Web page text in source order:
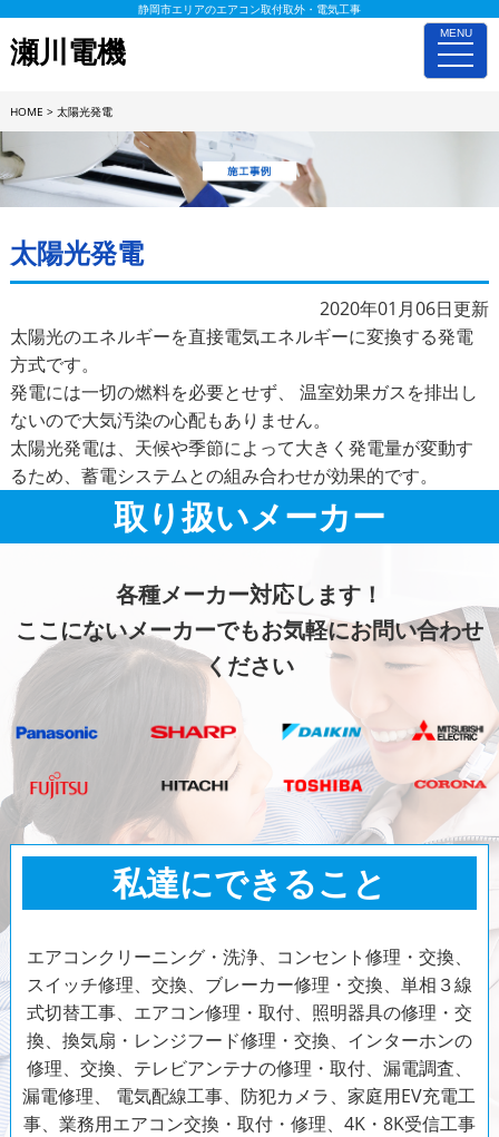
MENU
toggle
静岡市エリアのエアコン取付取外・電気工事
瀬川電機
HOME > 太陽光発電
太陽光発電
2020年01月06日更新
太陽光のエネルギーを直接電気エネルギーに変換する発電
方式です。
発電には一切の燃料を必要とせず、 温室効果ガスを排出し
ないので大気汚染の心配もありません。
太陽光発電は、天候や季節によって大きく発電量が変動す
るため、蓄電システムとの組み合わせが効果的です。
取り扱いメーカー
各種メーカー対応します！
ここにないメーカーでもお気軽にお問い合わせ
ください
私達にできること
エアコンクリーニング・洗浄、コンセント修理・交換、
スイッチ修理、交換、ブレーカー修理・交換、単相３線
式切替工事、エアコン修理・取付、照明器具の修理・交
換、換気扇・レンジフード修理・交換、インターホンの
修理、交換、テレビアンテナの修理・取付、漏電調査、
漏電修理、 電気配線工事、防犯カメラ、家庭用EV充電工
事、業務用エアコン交換・取付・修理、4K・8K受信工事